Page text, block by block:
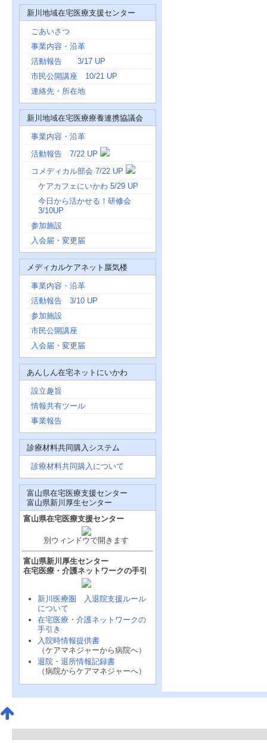
新川地域在宅医療支援センター
ごあいさつ
事業内容・沿革
活動報告 3/17 UP
市民公開講座 10/21 UP
連絡先・所在地
新川地域在宅医療療養連携協議会
事業内容・沿革
活動報告 7/22 UP
コメディカル部会 7/22 UP
ケアカフェにいかわ 5/29 UP
今日から活かせる！研修会
3/10UP
参加施設
入会届・変更届
メディカルケアネット蜃気楼
事業内容・沿革
活動報告 3/10 UP
参加施設
市民公開講座
入会届・変更届
あんしん在宅ネットにいかわ
設立趣旨
情報共有ツール
事業報告
診療材料共同購入システム
診療材料共同購入について
富山県在宅医療支援センター
富山県新川厚生センター
富山県在宅医療支援センター
別ウィンドウで開きます
富山県新川厚生センター
在宅医療・介護ネットワークの手引
新川医療圏 入退院支援ルール
について
在宅医療・介護ネットワークの
手引き
入院時情報提供書
（ケアマネジャーから病院へ）
退院・退所情報記録書
（病院からケアマネジャーへ）